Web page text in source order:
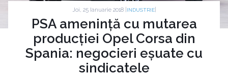
Joi, 25 Ianuarie 2018 | INDUSTRIE|
PSA amenință cu mutarea
producției Opel Corsa din
Spania: negocieri eșuate cu
sindicatele